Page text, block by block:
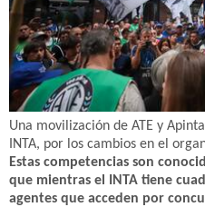
Una movilización de ATE y
INTA, por los cambios en el
Estas competencias son
que mientras el INTA tiene
agentes que acceden por